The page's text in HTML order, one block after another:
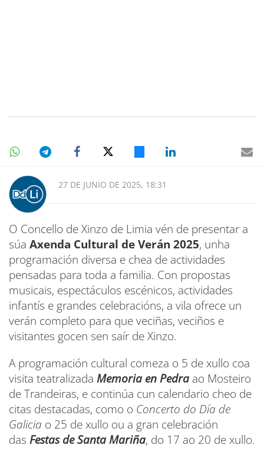
27 DE JUNIO DE 2025, 18:31
O Concello de Xinzo de Limia vén de presentar a
súa Axenda Cultural de Verán 2025, unha
programación diversa e chea de actividades
pensadas para toda a familia. Con propostas
musicais, espectáculos escénicos, actividades
infantís e grandes celebracións, a vila ofrece un
verán completo para que veciñas, veciños e
visitantes gocen sen saír de Xinzo.
A programación cultural comeza o 5 de xullo coa
visita teatralizada Memoria en Pedra ao Mosteiro
de Trandeiras, e continúa cun calendario cheo de
citas destacadas, como o Concerto do Día de
Galicia o 25 de xullo ou a gran celebración
das Festas de Santa Mariña, do 17 ao 20 de xullo.